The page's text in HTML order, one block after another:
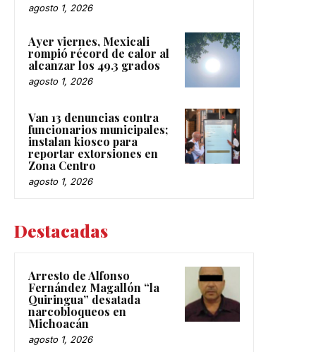
agosto 1, 2026
Ayer viernes, Mexicali
rompió récord de calor al
alcanzar los 49.3 grados
agosto 1, 2026
Van 13 denuncias contra
funcionarios municipales;
instalan kiosco para
reportar extorsiones en
Zona Centro
agosto 1, 2026
Destacadas
Arresto de Alfonso
Fernández Magallón “la
Quiringua” desatada
narcobloqueos en
Michoacán
agosto 1, 2026